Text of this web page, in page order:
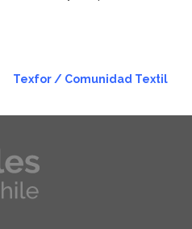
Texfor / Comunidad Textil